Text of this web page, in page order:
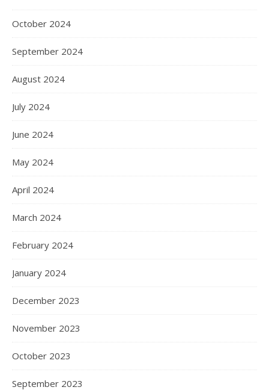
October 2024
September 2024
August 2024
July 2024
June 2024
May 2024
April 2024
March 2024
February 2024
January 2024
December 2023
November 2023
October 2023
September 2023